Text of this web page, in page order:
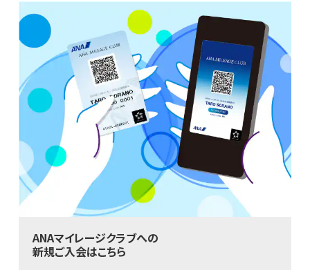
ANAマイレージクラブへの
新規ご入会はこちら